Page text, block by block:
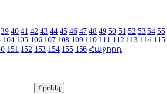
39 40 41 42 43 44 45 46 47 48 49 50 51 52 53 54 55
104 105 106 107 108 109 110 111 112 113 114 115
151 152 153 154 155 156 Հաջորդ
Որոնել